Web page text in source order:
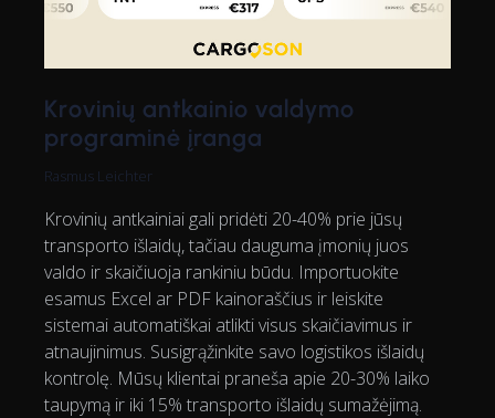
Krovinių antkainio valdymo
programinė įranga
Rasmus Leichter
Krovinių antkainiai gali pridėti 20-40% prie jūsų
transporto išlaidų, tačiau dauguma įmonių juos
valdo ir skaičiuoja rankiniu būdu. Importuokite
esamus Excel ar PDF kainoraščius ir leiskite
sistemai automatiškai atlikti visus skaičiavimus ir
atnaujinimus. Susigrąžinkite savo logistikos išlaidų
kontrolę. Mūsų klientai praneša apie 20-30% laiko
taupymą ir iki 15% transporto išlaidų sumažėjimą.